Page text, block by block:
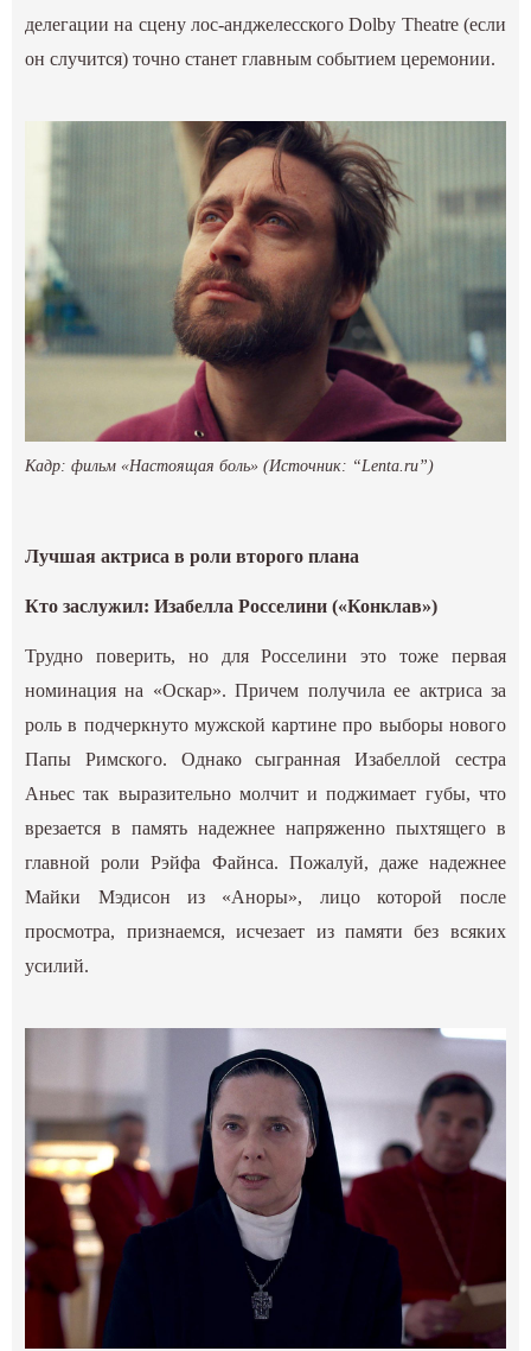
делегации на сцену лос-анджелесского Dolby Theatre (если
он случится) точно станет главным событием церемонии.
Кадр: фильм «Настоящая боль» (Источник: “Lenta.ru”)
Лучшая актриса в роли второго плана
Кто заслужил: Изабелла Росселини («Конклав»)
Трудно поверить, но для Росселини это тоже первая
номинация на «Оскар». Причем получила ее актриса за
роль в подчеркнуто мужской картине про выборы нового
Папы Римского. Однако сыгранная Изабеллой сестра
Аньес так выразительно молчит и поджимает губы, что
врезается в память надежнее напряженно пыхтящего в
главной роли Рэйфа Файнса. Пожалуй, даже надежнее
Майки Мэдисон из «Аноры», лицо которой после
просмотра, признаемся, исчезает из памяти без всяких
усилий.